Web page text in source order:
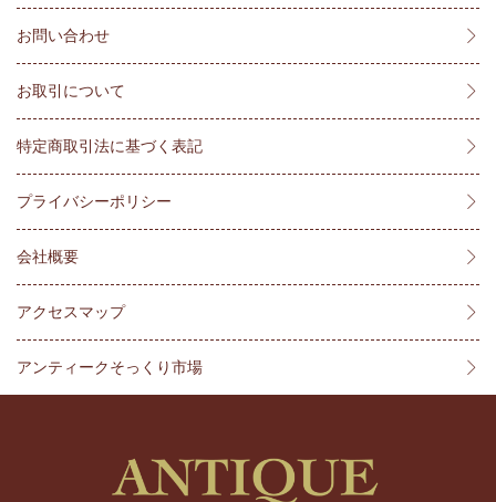
お問い合わせ
お取引について
特定商取引法に基づく表記
プライバシーポリシー
会社概要
アクセスマップ
アンティークそっくり市場